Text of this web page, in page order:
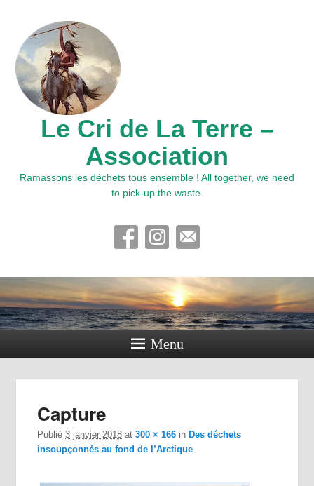
Le Cri de La Terre –
Association
Ramassons les déchets tous ensemble ! All together, we need
to pick-up the waste.
Menu
Capture
Publié3 janvier 2018 at300 × 166 in Des déchets
insoupçonnés au fond de l’Arctique